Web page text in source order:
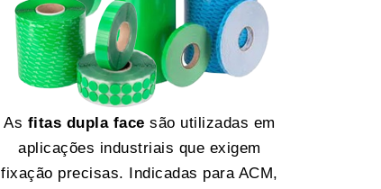
As fitas dupla face são utilizadas em
aplicações industriais que exigem
fixação precisas. Indicadas para ACM,